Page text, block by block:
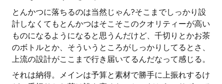
とんかつに落ちるのは当然じゃん?そこまでしっかり設
計しなくてもとんかつはそこそこのクオリティーが高い
ものになるようになると思うんだけど、千切りとかお茶
のボトルとか、そういうところがしっかりしてるとさ、
上流の設計がここまで行き届いてるんだなって感じる。
それは納得。メインは予算と素材で勝手に上振れするけ